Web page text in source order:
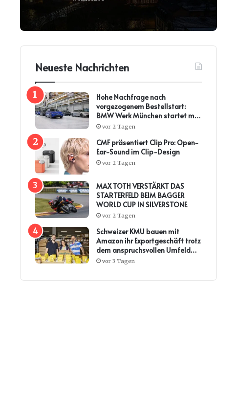
Neueste Nachrichten
Hohe Nachfrage nach
vorgezogenem Bestellstart:
BMW Werk München startet mit
steiler Anlaufkurve die
vor 2 Tagen
CMF präsentiert Clip Pro: Open-
Ear-Sound im Clip-Design
vor 2 Tagen
MAX TOTH VERSTÄRKT DAS
STARTERFELD BEIM BAGGER
WORLD CUP IN SILVERSTONE
vor 2 Tagen
Schweizer KMU bauen mit
Amazon ihr Exportgeschäft trotz
dem anspruchsvollen Umfeld
weiter aus
vor 3 Tagen